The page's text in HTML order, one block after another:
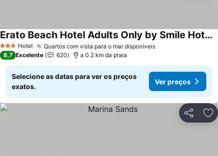
3 EstrelasHotel Quartos com vista para o mar disponíveisVer preços
Erato Beach Hotel Adults Only by Smile Hotels
Ver preços
8,7 Excelente 620 a 0.2 km da praia
Selecione as datas para ver os preços
exatos.
Ver preços
Partilhar